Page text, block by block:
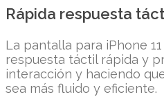
Rápida respuesta
La pantalla para iPhone
respuesta táctil rápida y
interacción y haciendo
sea más fluido y eficiente.